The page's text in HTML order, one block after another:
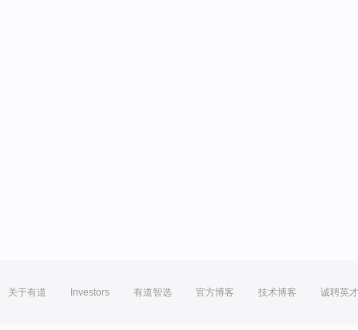
关于有道 Investors 有道智选 官方博客 技术博客 诚聘英才